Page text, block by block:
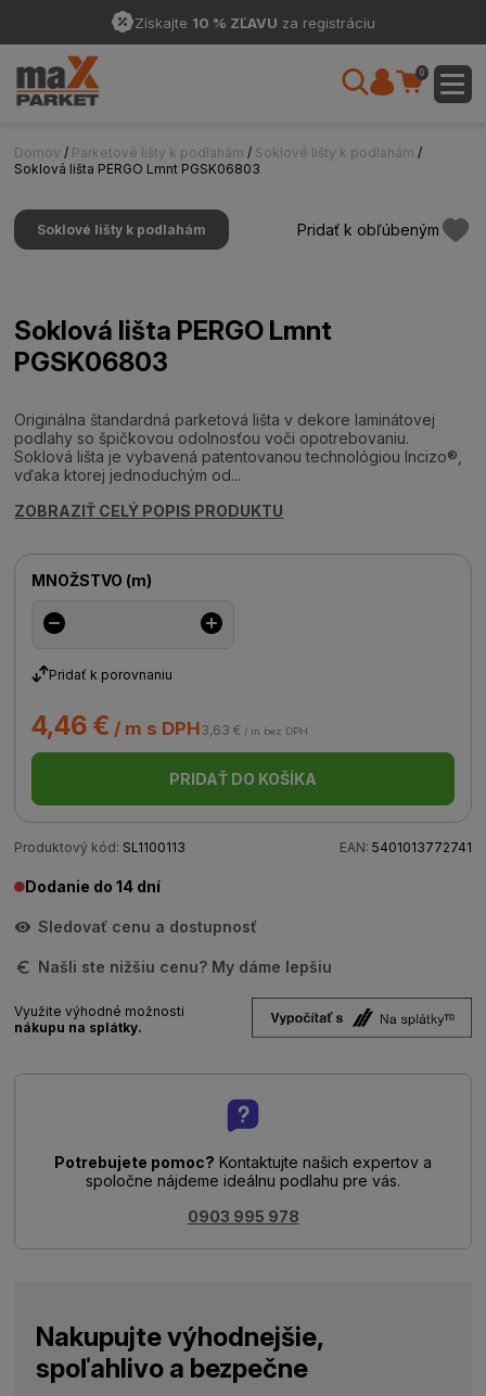
Získajte 10 % ZĽAVU za registráciu
0
Domov / Parketové lišty k podlahám / Soklové lišty k podlahám /
Soklová lišta PERGO Lmnt PGSK06803
Soklové lišty k podlahám Pridať k obľúbeným
Soklová lišta PERGO Lmnt
PGSK06803
Originálna štandardná parketová lišta v dekore laminátovej
podlahy so špičkovou odolnosťou voči opotrebovaniu.
Soklová lišta je vybavená patentovanou technológiou Incizo®,
vďaka ktorej jednoduchým od...
ZOBRAZIŤ CELÝ POPIS PRODUKTU
MNOŽSTVO (m)
Pridať k porovnaniu
4,46 € / m s DPH3,63 € / m bez DPH
PRIDAŤ DO KOŠÍKA
Produktový kód: SL1100113 EAN: 5401013772741
Dodanie do 14 dní
Sledovať cenu a dostupnosť
Našli ste nižšiu cenu? My dáme lepšiu
Využite výhodné možnosti
nákupu na splátky.
Potrebujete pomoc? Kontaktujte našich expertov a
spoločne nájdeme ideálnu podlahu pre vás.
0903 995 978
Nakupujte výhodnejšie,
spoľahlivo a bezpečne